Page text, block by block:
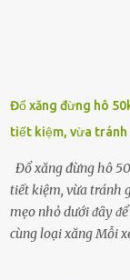
Đổ xăng đừng hô
tiết kiệm, vừa tránh
Đổ xăng đừng hô
tiết kiệm, vừa tránh
mẹo nhỏ dưới ᵭȃy
cùng loại xăng Mỗi